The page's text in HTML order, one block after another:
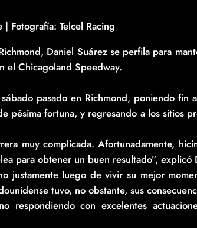
| Fotografí­a: Telcel Racing
Daniel Suárez se perfila para
el Chicagoland Speedway.
pasado en Richmond, poniendo fin
pésima fortuna, y regresando a los sitios
muy complicada. Afortunadamente,
para obtener un buen resultado”, explicó
justamente luego de vivir su mejor
tuvo, no obstante, sus
respondiendo con excelentes